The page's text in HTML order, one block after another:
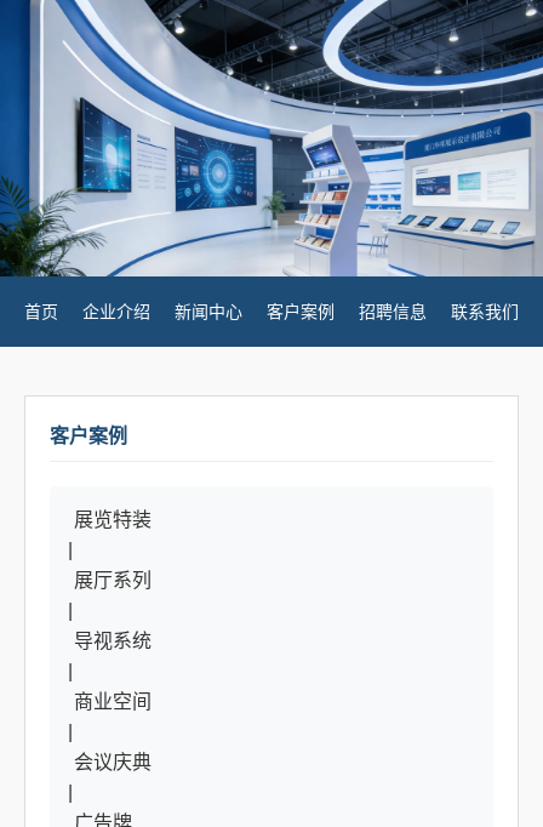
首页 企业介绍 新闻中心 客户案例 招聘信息 联系我们
客户案例
展览特装
展厅系列
导视系统
商业空间
会议庆典